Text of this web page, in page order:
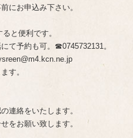
にお申込み下さい。
と便利です。
て予約も可。☎0745732131。
す。
連絡をいたします。
をお願い致します。